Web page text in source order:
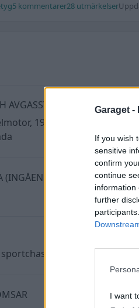
Garaget -
If you wish
sensitive
confirm
continue
information
further
I want
5 kommentarer28 utmärkelser
1968cm3 cylindervolym.